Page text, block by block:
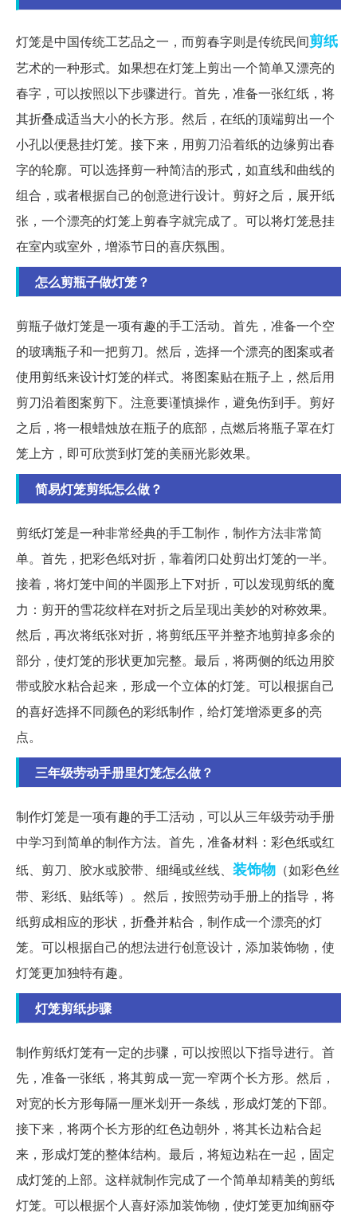
灯笼是中国传统工艺品之一，而剪春字则是传统民间剪纸
艺术的一种形式。如果想在灯笼上剪出一个简单又漂亮的
春字，可以按照以下步骤进行。首先，准备一张红纸，将
其折叠成适当大小的长方形。然后，在纸的顶端剪出一个
小孔以便悬挂灯笼。接下来，用剪刀沿着纸的边缘剪出春
字的轮廓。可以选择剪一种简洁的形式，如直线和曲线的
组合，或者根据自己的创意进行设计。剪好之后，展开纸
张，一个漂亮的灯笼上剪春字就完成了。可以将灯笼悬挂
在室内或室外，增添节日的喜庆氛围。
怎么剪瓶子做灯笼？
剪瓶子做灯笼是一项有趣的手工活动。首先，准备一个空
的玻璃瓶子和一把剪刀。然后，选择一个漂亮的图案或者
使用剪纸来设计灯笼的样式。将图案贴在瓶子上，然后用
剪刀沿着图案剪下。注意要谨慎操作，避免伤到手。剪好
之后，将一根蜡烛放在瓶子的底部，点燃后将瓶子罩在灯
笼上方，即可欣赏到灯笼的美丽光影效果。
简易灯笼剪纸怎么做？
剪纸灯笼是一种非常经典的手工制作，制作方法非常简
单。首先，把彩色纸对折，靠着闭口处剪出灯笼的一半。
接着，将灯笼中间的半圆形上下对折，可以发现剪纸的魔
力：剪开的雪花纹样在对折之后呈现出美妙的对称效果。
然后，再次将纸张对折，将剪纸压平并整齐地剪掉多余的
部分，使灯笼的形状更加完整。最后，将两侧的纸边用胶
带或胶水粘合起来，形成一个立体的灯笼。可以根据自己
的喜好选择不同颜色的彩纸制作，给灯笼增添更多的亮
点。
三年级劳动手册里灯笼怎么做？
制作灯笼是一项有趣的手工活动，可以从三年级劳动手册
中学习到简单的制作方法。首先，准备材料：彩色纸或红
纸、剪刀、胶水或胶带、细绳或丝线、 装饰物 （如彩色丝
带、彩纸、贴纸等）。然后，按照劳动手册上的指导，将
纸剪成相应的形状，折叠并粘合，制作成一个漂亮的灯
笼。可以根据自己的想法进行创意设计，添加装饰物，使
灯笼更加独特有趣。
灯笼剪纸步骤
制作剪纸灯笼有一定的步骤，可以按照以下指导进行。首
先，准备一张纸，将其剪成一宽一窄两个长方形。然后，
对宽的长方形每隔一厘米划开一条线，形成灯笼的下部。
接下来，将两个长方形的红色边朝外，将其长边粘合起
来，形成灯笼的整体结构。最后，将短边粘在一起，固定
成灯笼的上部。这样就制作完成了一个简单却精美的剪纸
灯笼。可以根据个人喜好添加装饰物，使灯笼更加绚丽夺